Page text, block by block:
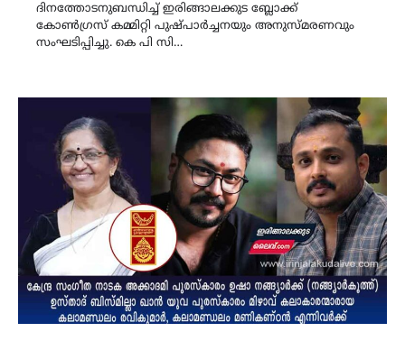
ദിനത്തോടനുബന്ധിച്ച് ഇരിങ്ങാലക്കുട ബ്ലോക്ക്
കോൺഗ്രസ് കമ്മിറ്റി പുഷ്പാർച്ചനയും അനുസ്മരണവും
സംഘടിപ്പിച്ചു. കെ പി സി…